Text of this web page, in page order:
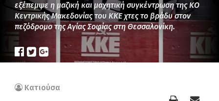
εξέπεμψε η μαζική και μαχητική συγκέντρωση της ΚΟ
Κεντρικής Μακεδονίας του ΚΚΕ χτες το βράδυ στον
πεζόδρομο της Αγίας Σοφίας στη Θεσσαλονίκη.
Κατιούσα